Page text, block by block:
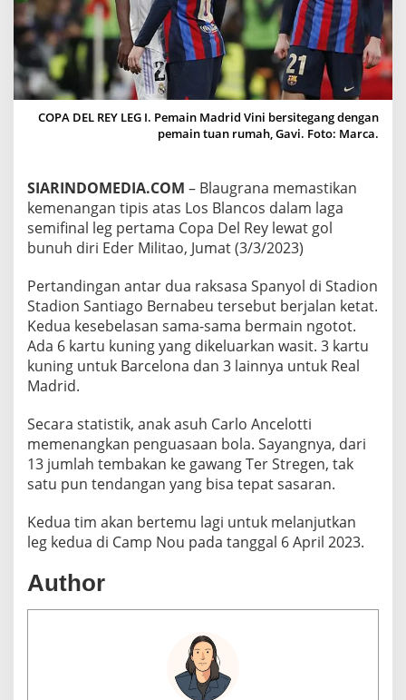
T
A
O
P
A
T
I
N
K
M
E
A
N
A
N
B
G
R
A
N
A
T
A
S
COPA DEL REY LEG I. Pemain Madrid Vini bersitegang dengan
pemain tuan rumah, Gavi. Foto: Marca.
SIARINDOMEDIA.COM – Blaugrana memastikan
kemenangan tipis atas Los Blancos dalam laga
semifinal leg pertama Copa Del Rey lewat gol
bunuh diri Eder Militao, Jumat (3/3/2023)
Pertandingan antar dua raksasa Spanyol di Stadion
Stadion Santiago Bernabeu tersebut berjalan ketat.
Kedua kesebelasan sama-sama bermain ngotot.
Ada 6 kartu kuning yang dikeluarkan wasit. 3 kartu
kuning untuk Barcelona dan 3 lainnya untuk Real
Madrid.
Secara statistik, anak asuh Carlo Ancelotti
memenangkan penguasaan bola. Sayangnya, dari
13 jumlah tembakan ke gawang Ter Stregen, tak
satu pun tendangan yang bisa tepat sasaran.
Kedua tim akan bertemu lagi untuk melanjutkan
leg kedua di Camp Nou pada tanggal 6 April 2023.
Author